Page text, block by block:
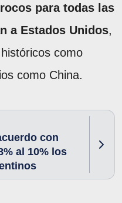
para todas las
a Estados Unidos,
como
como China.
con
al 10% los